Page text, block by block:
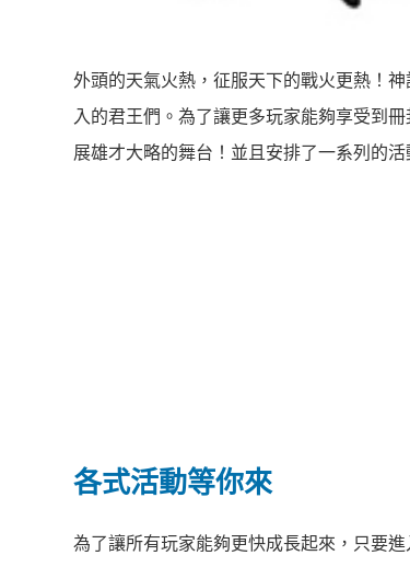
外頭的天氣火熱，征服天下的戰火更熱！
入的君王們。為了讓更多玩家能夠享受到
展雄才大略的舞台！並且安排了一系列的活
各式活動等你來
為了讓所有玩家能夠更快成長起來，只要